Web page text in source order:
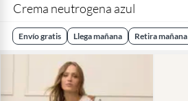
Crema neutrogena azul
Envío gratis Llega mañana Retira mañana